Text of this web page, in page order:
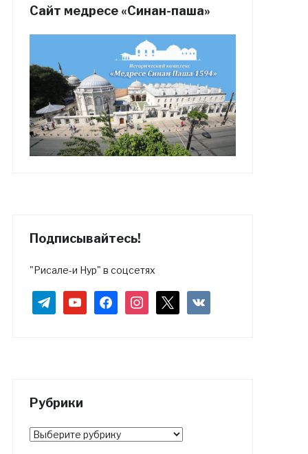
Сайт медресе «Синан-паша»
Подписывайтесь!
"Рисале-и Нур" в соцсетях
telegramyoutubefacebookinstagram vkontakte
Рубрики
Рубрики